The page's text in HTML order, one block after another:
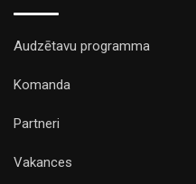
Audzētavu programma
Komanda
Partneri
Vakances